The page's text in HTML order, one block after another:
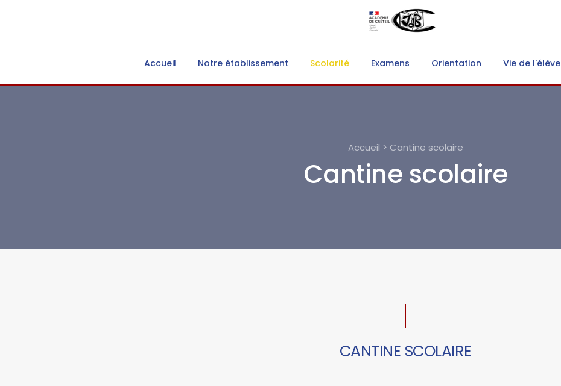
Accueil Notre établissement Scolarité Examens Orientation Vie de l'élève
Accueil > Cantine scolaire
Cantine scolaire
CANTINE SCOLAIRE